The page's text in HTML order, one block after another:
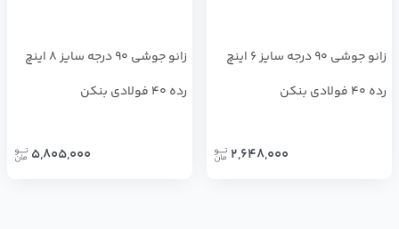
زانو جوشی 90 درجه سایز 6 اینچ
رده 40 فولادی بنکن
2,648,000
زانو جوشی 90 درجه سایز 8 اینچ
رده 40 فولادی بنکن
5,805,000